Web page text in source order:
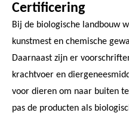
Certificering
Bij de biologische landbouw
kunstmest en chemische
Daarnaast zijn er
krachtvoer en
voor dieren om naar buiten
pas de producten als